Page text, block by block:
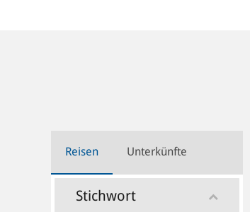
Reisen Unterkünfte
Stichwort